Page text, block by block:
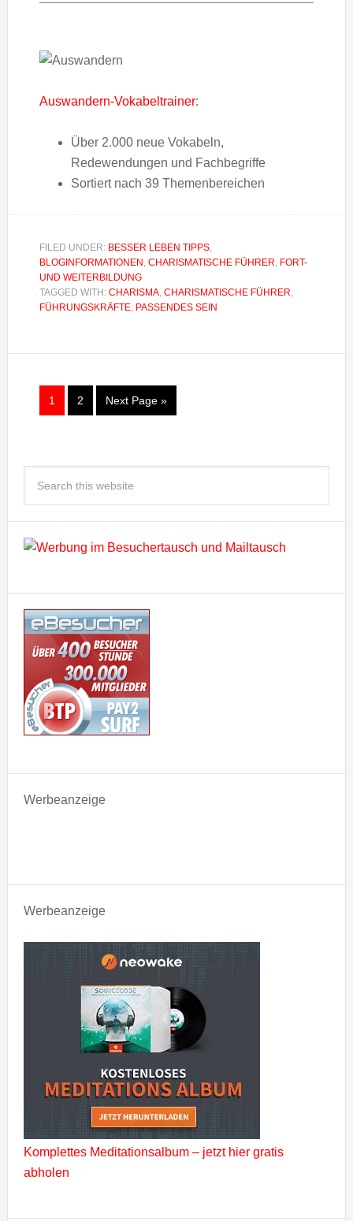
Auswandern-Vokabeltrainer:
Über 2.000 neue Vokabeln,
Redewendungen und Fachbegriffe
Sortiert nach 39 Themenbereichen
FILED UNDER: BESSER LEBEN TIPPS,
BLOGINFORMATIONEN CHARISMATISCHE FÜHRER FORT-
UND WEITERBILDUNG
TAGGED WITH: CHARISMA, CHARISMATISCHE FÜHRER
FÜHRUNGSKRÄFTE, PASSENDES SEIN
1 2 Next Page »
Werbeanzeige
Werbeanzeige
Komplettes Meditationsalbum – jetzt hier gratis
abholen